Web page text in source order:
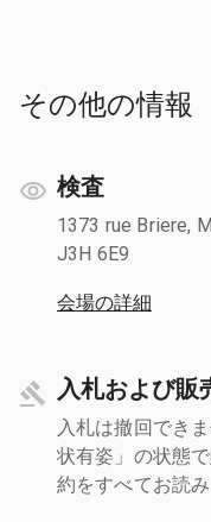
その他の情報
検査
1373 rue Briere,
J3H 6E9
会場の詳細
入札および販
入札は撤回でき
状有姿」の状態
約をすべてお読み